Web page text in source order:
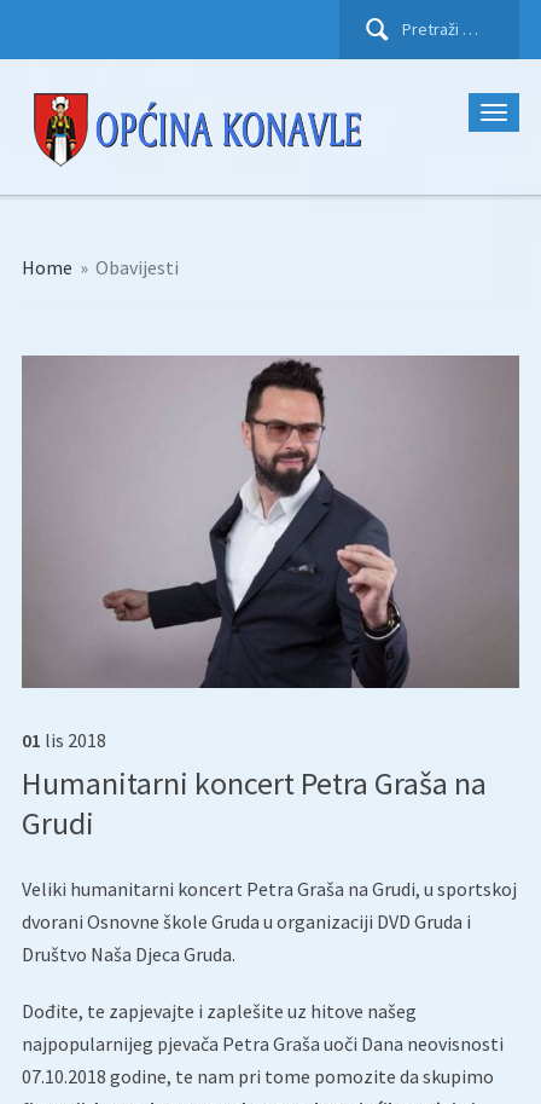
Pretraži:
Home » Obavijesti
01 lis 2018
Humanitarni koncert Petra Graša na
Grudi
Veliki humanitarni koncert Petra Graša na Grudi, u sportskoj
dvorani Osnovne škole Gruda u organizaciji DVD Gruda i
Društvo Naša Djeca Gruda.
Dođite, te zapjevajte i zaplešite uz hitove našeg
najpopularnijeg pjevača Petra Graša uoči Dana neovisnosti
07.10.2018 godine, te nam pri tome pomozite da skupimo